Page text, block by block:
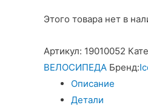
Этого товара нет в
Артикул: 19010052
ВЕЛОСИПЕДА Бренд:
Описание
Детали